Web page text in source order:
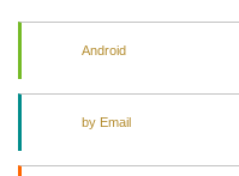
Android
by Email